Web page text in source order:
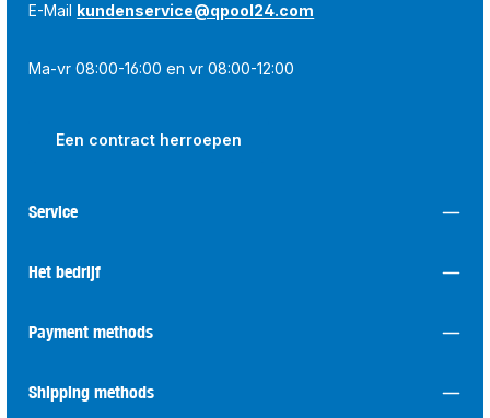
E-Mail kundenservice@qpool24.com
Ma-vr 08:00-16:00 en vr 08:00-12:00
Een contract herroepen
Service
Het bedrijf
Payment methods
Shipping methods